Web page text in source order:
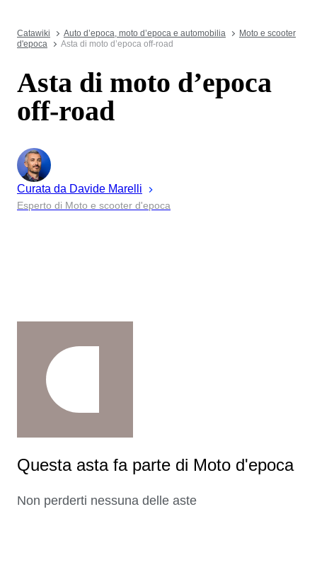
Catawiki Auto d’epoca, moto d’epoca e automobilia
Moto e scooter
d'epoca
Asta di moto d’epoca off-road
Asta di moto d’epoca
off-road
Curata da Davide Marelli
Esperto di Moto e scooter d'epoca
Questa asta fa parte di Moto d'epoca
Non perderti nessuna delle aste